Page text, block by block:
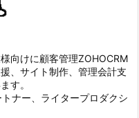
向けに顧客管理ZOHOCRM
、サイト制作、管理会計支
す。
ナー、ライタープロダクシ